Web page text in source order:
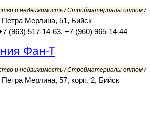
и недвижимость / Стройматериалы оптом /
Мерлина, 51, Бийск
(963) 517-14-63, +7 (960) 965-14-44
Фан-Т
и недвижимость / Стройматериалы оптом /
Мерлина, 57, корп. 2, Бийск